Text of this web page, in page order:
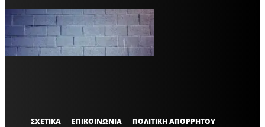
VARiEMAi
OFFICIAL
ΣΧΕΤΙΚΑ ΕΠΙΚΟΙΝΩΝΙΑ ΠΟΛΙΤΙΚΗ ΑΠΟΡΡΗΤΟΥ